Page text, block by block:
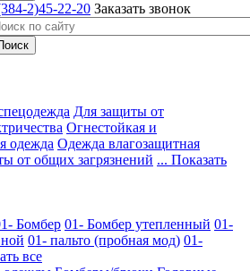
2)45-22-20 Заказать звонок
Для защиты от
Огнестойкая и
одежда Одежда влагозащитная
от общих загрязнений ... Показать
Бомбер 01- Бомбер утепленный 01-
01- пальто (пробная мод) 01-
все